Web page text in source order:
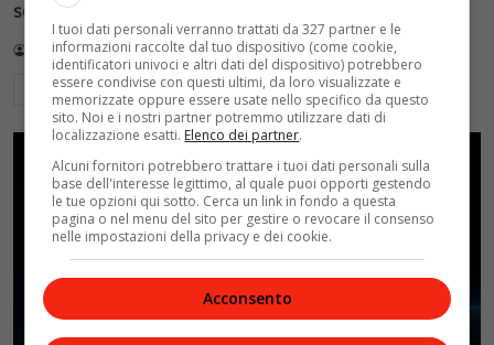
sole di notte (per 5mila dollari l’ora)
Redazione VelvetMAG 4 Agosto 2026
Leggi di più
I tuoi dati personali verranno trattati da 327 partner e le
informazioni raccolte dal tuo dispositivo (come cookie,
identificatori univoci e altri dati del dispositivo) potrebbero
essere condivise con questi ultimi, da loro visualizzate e
memorizzate oppure essere usate nello specifico da questo
sito. Noi e i nostri partner potremmo utilizzare dati di
localizzazione esatti. Elenco dei partner.
Alcuni fornitori potrebbero trattare i tuoi dati personali sulla
base dell'interesse legittimo, al quale puoi opporti gestendo
le tue opzioni qui sotto. Cerca un link in fondo a questa
pagina o nel menu del sito per gestire o revocare il consenso
nelle impostazioni della privacy e dei cookie.
Acconsento